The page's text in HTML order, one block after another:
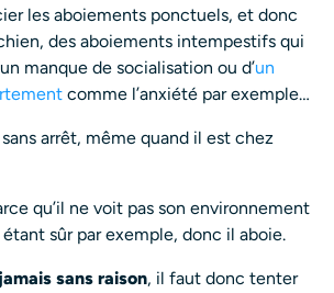
les aboiements ponctuels, et donc
des aboiements intempestifs qui
manque de socialisation ou d’un
comme l’anxiété par exemple…
arrêt, même quand il est chez
qu’il ne voit pas son environnement
sûr par exemple, donc il aboie.
sans raison, il faut donc tenter